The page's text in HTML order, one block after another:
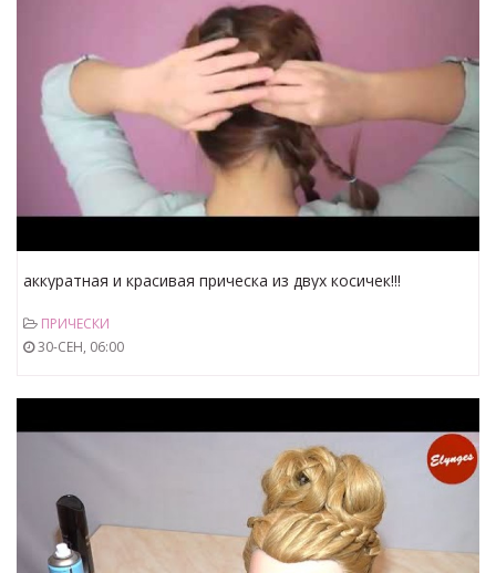
аккуратная и красивая прическа из двух косичек!!!
ПРИЧЕСКИ
30-СЕН, 06:00